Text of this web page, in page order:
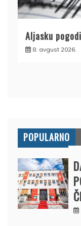
Aljasku
8. avgust 2026.
POPULARNO